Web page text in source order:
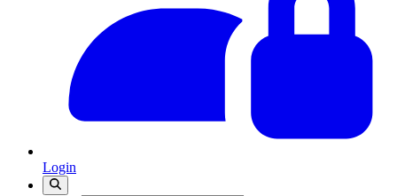
Login